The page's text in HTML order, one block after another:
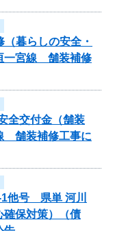
暮らしの安全・
一宮線 舗装補修
全交付金（舗装
舗装補修工事に
1他号 県単 河川
確保対策）（債